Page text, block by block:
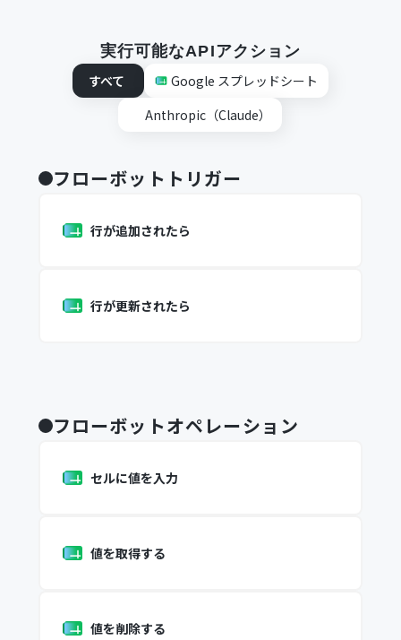
実行可能なAPIアクション
すべて
Google スプレッドシート
Anthropic（Claude）
フローボットトリガー
行が追加されたら
行が更新されたら
フローボットオペレーション
セルに値を入力
値を取得する
値を削除する